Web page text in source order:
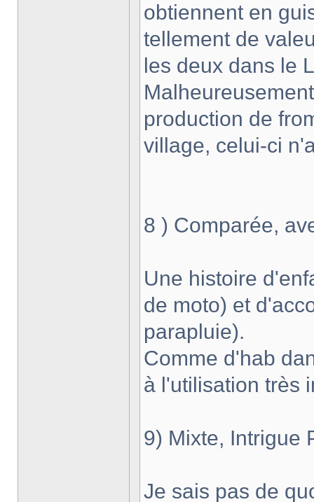
obtiennent en
tellement de
les deux dans le
production de
village, celui-ci
8 ) Comparée,
Une histoire
de moto) et
parapluie).
Comme d'hab
à l'utilisation très
9) Mixte, Intrigue
Je sais pas de